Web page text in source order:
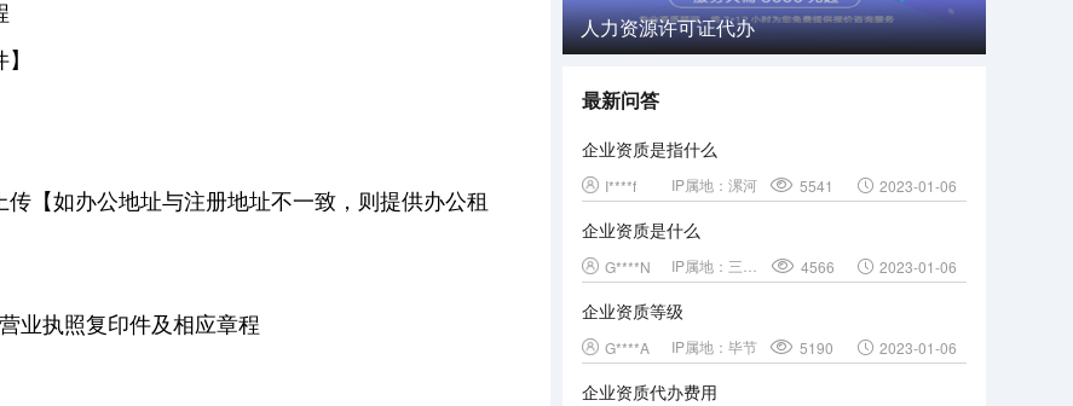
【如办公地址与注册地址不一致，则提供办公租
业执照复印件及相应章程
人力资源许可证代办
最新问答
企业资质是指什么
I****f IP属地： 漯河 5541 2023-01-06
企业资质是什么
G****N IP属地： 4566 2023-01-06
企业资质等级
G****A IP属地： 毕节 5190 2023-01-06
企业资质代办费用